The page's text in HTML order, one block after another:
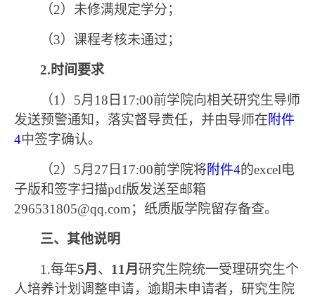
（2）未修满规定学分；
（3）课程考核未通过；
2.时间要求
（1 ） 5月 18 日 17:00前学院向相关研究生导师
发送预警通知，落实督导责任，并由导师在附件
4中签字确认。
（2） 5月 27 日 17:00前学院将附件4的excel电
子版和签字扫描pdf版发送至邮箱
296531805@qq.com；纸质版学院留存备查。
三、其他说明
1.每年5月 、 11月 研究生院统一受理研究生个
人培养计划调整申请， 逾期未申请者，研究生院